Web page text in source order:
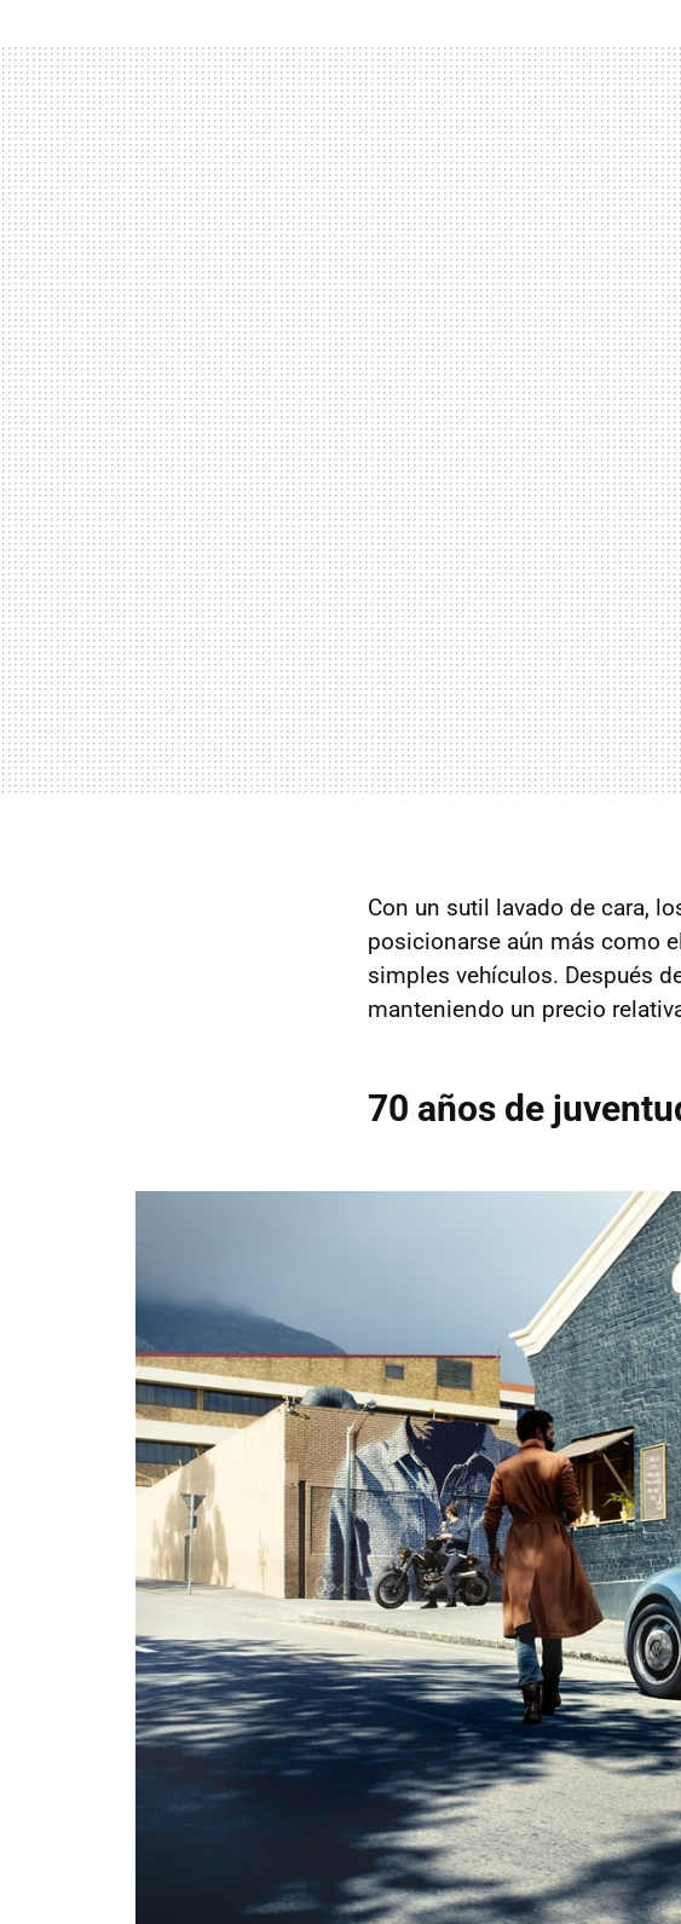
Con un sutil lavado de cara,
posicionarse aún más como
simples vehículos. Después
manteniendo un precio
70 años de